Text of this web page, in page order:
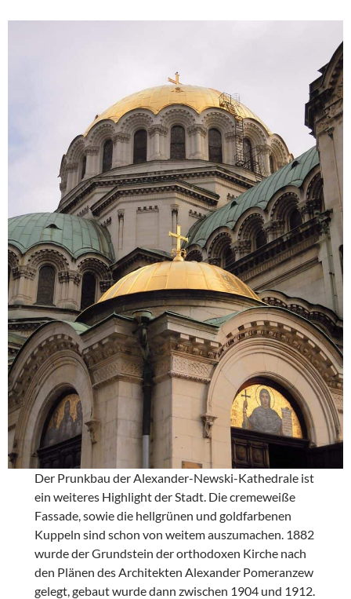
Der Prunkbau der Alexander-Newski-Kathedrale ist
ein weiteres Highlight der Stadt. Die cremeweiße
Fassade, sowie die hellgrünen und goldfarbenen
Kuppeln sind schon von weitem auszumachen. 1882
wurde der Grundstein der orthodoxen Kirche nach
den Plänen des Architekten Alexander Pomeranzew
gelegt, gebaut wurde dann zwischen 1904 und 1912.